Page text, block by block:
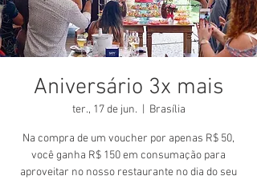
Aniversário 3x mais
ter., 17 de jun. Brasília
Na compra de um voucher por apenas R$ 50,
você ganha R$ 150 em consumação para
aproveitar no nosso restaurante no dia do seu